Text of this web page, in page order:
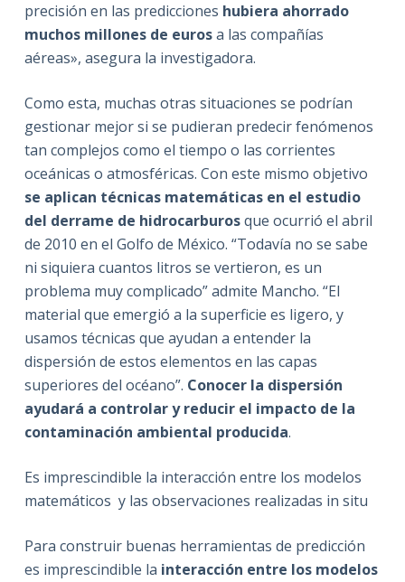
precisión en las predicciones hubiera ahorrado
muchos millones de eurosa las compañías
aéreas», asegura la investigadora.
Como esta, muchas otras situaciones se podrían
gestionar mejor si se pudieran predecir fenómenos
tan complejos como el tiempo o las corrientes
oceánicas o atmosféricas. Con este mismo objetivo
se aplican técnicas matemáticas en el estudio
del derrame de hidrocarburosque ocurrió el abril
de 2010 en el Golfo de México. “Todavía no se sabe
ni siquiera cuantos litros se vertieron, es un
problema muy complicado” admite Mancho. “El
material que emergió a la superficie es ligero, y
usamos técnicas que ayudan a entender la
dispersión de estos elementos en las capas
superiores del océano”. Conocer la dispersión
ayudará a controlar y reducir el impacto de la
contaminación ambiental producida.
Es imprescindible la interacción entre los modelos
matemáticos y las observaciones realizadas in situ
Para construir buenas herramientas de predicción
es imprescindible la interacción entre los modelos